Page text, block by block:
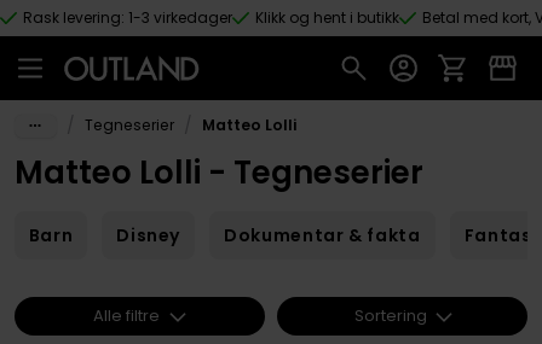
Hopp til hovedinnhold
Rask levering: 1-3 virkedager Klikk og hent i butikk Betal med kort,
Tegneserier Matteo Lolli
Matteo Lolli - Tegneserier
Barn Disney Dokumentar & fakta Fantasy
Alle filtre Sortering